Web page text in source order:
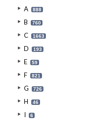
A 888
B 760
C 1663
D 193
E 59
F 821
G 726
H 46
I 6